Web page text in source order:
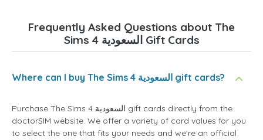
Frequently Asked Questions about The
Sims 4 السعودية Gift Cards
Where can I buy The Sims 4 السعودية gift cards?
Purchase The Sims 4 السعودية gift cards directly from the
doctorSIM website. We offer a variety of card values for you
to select the one that fits your needs and we're an official